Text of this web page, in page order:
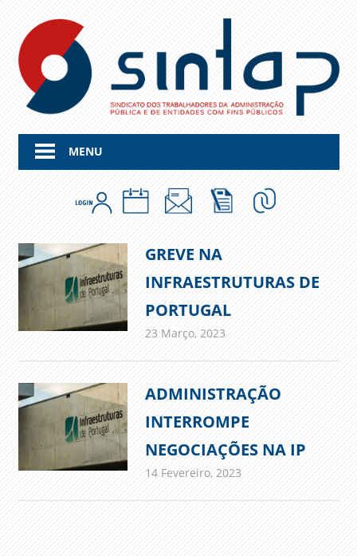
content
MENU
GREVE NA
INFRAESTRUTURAS DE
PORTUGAL
23 Março, 2023
ADMINISTRAÇÃO
INTERROMPE
NEGOCIAÇÕES NA IP
14 Fevereiro, 2023